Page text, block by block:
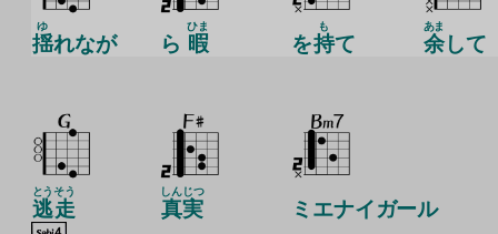
揺
ゆ
れなが ら 暇
ひま
を持
も
て 余
あま
して
逃
とう
走
そう
真実
しんじつ
ミエナイガール